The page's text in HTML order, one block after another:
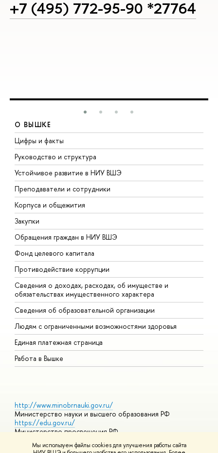
Мы используем файлы cookies для улучшения работы сайта
+7 (495) 772-95-90 *27764
О ВЫШКЕ
Цифры и факты
Руководство и структура
Устойчивое развитие в НИУ ВШЭ
Преподаватели и сотрудники
Корпуса и общежития
Закупки
Обращения граждан в НИУ ВШЭ
Фонд целевого капитала
Противодействие коррупции
Сведения о доходах, расходах, об имуществе и
обязательствах имущественного характера
Сведения об образовательной организации
Людям с ограниченными возможностями здоровья
Единая платежная страница
Работа в Вышке
http://www.minobrnauki.gov.ru/
Министерство науки и высшего образования РФ
https://edu.gov.ru/
Министерство просвещения РФ
Массовые открытые онлайн-курсы